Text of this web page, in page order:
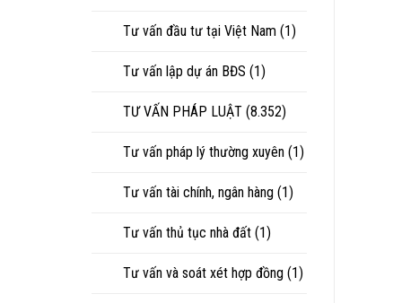
Tư vấn đầu tư tại Việt Nam (1)
Tư vấn lập dự án BĐS (1)
TƯ VẤN PHÁP LUẬT (8.352)
Tư vấn pháp lý thường xuyên (1)
Tư vấn tài chính, ngân hàng (1)
Tư vấn thủ tục nhà đất (1)
Tư vấn và soát xét hợp đồng (1)